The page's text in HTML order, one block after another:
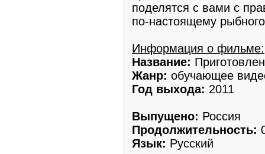
поделятся с вами с
по-настоящему
Информация о фильме:
Название:
Жанр: обучающее
Год выхода: 2011
Выпущено: Россия
Продолжительность:
Язык: Русский